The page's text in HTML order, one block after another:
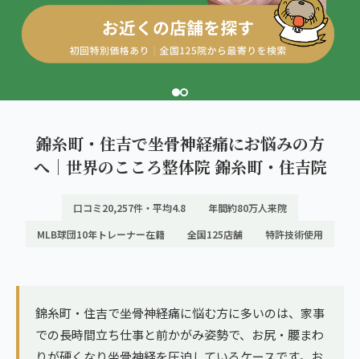
ぎっくり腰
寝違え
姿勢矯正
疲労回復
ランナー膝
ヨガ・ピラティス
新宿エリア（3院）
高田馬場エリア（2院）
立川エリア（2院）
広島エリア（4院）
鹿児島エリア（3院）
メディア・実績
お知らせ
錦糸町・住吉で坐骨神経痛にお悩みの方
へ｜世界のこころ整体院 錦糸町・住吉院
口コミ20,257件・平均4.8
年間約80万人来院
MLB球団10年トレーナー在籍
全国125店舗 特許技術使用
錦糸町・住吉で坐骨神経痛に悩む方に多いのは、家事
での長時間立ち仕事と前かがみ姿勢で、お尻・腰まわ